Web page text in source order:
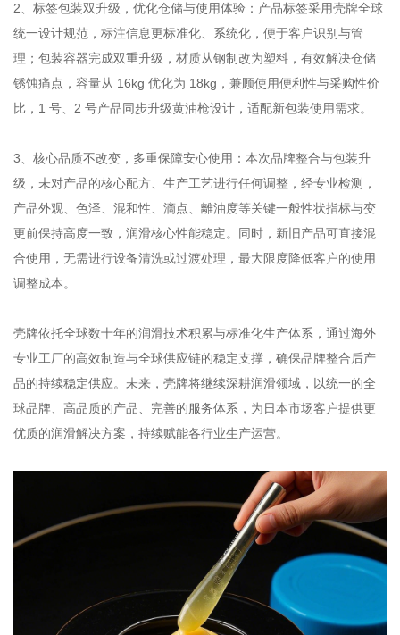
2、标签包装双升级，优化仓储与使用体验：产品标签采用壳牌全球
统一设计规范，标注信息更标准化、系统化，便于客户识别与管
理；包装容器完成双重升级，材质从钢制改为塑料，有效解决仓储
锈蚀痛点，容量从 16kg 优化为 18kg，兼顾使用便利性与采购性价
比，1 号、2 号产品同步升级黄油枪设计，适配新包装使用需求。
3、核心品质不改变，多重保障安心使用：本次品牌整合与包装升
级，未对产品的核心配方、生产工艺进行任何调整，经专业检测，
产品外观、色泽、混和性、滴点、離油度等关键一般性状指标与变
更前保持高度一致，润滑核心性能稳定。同时，新旧产品可直接混
合使用，无需进行设备清洗或过渡处理，最大限度降低客户的使用
调整成本。
壳牌依托全球数十年的润滑技术积累与标准化生产体系，通过海外
专业工厂的高效制造与全球供应链的稳定支撑，确保品牌整合后产
品的持续稳定供应。未来，壳牌将继续深耕润滑领域，以统一的全
球品牌、高品质的产品、完善的服务体系，为日本市场客户提供更
优质的润滑解决方案，持续赋能各行业生产运营。